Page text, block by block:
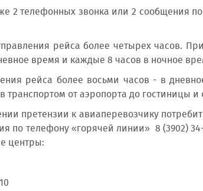
2 телефонных звонка или 2 сообщения
рейса более четырех часов.
время и каждые 8 часов в ночное
рейса более восьми часов - в
от аэропорта до гостиницы и
претензии к авиаперевозчику
по телефону «горячей линии» 8 (3902)
центры: